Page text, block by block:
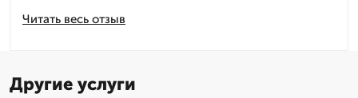
Читать весь отзыв
Другие услуги